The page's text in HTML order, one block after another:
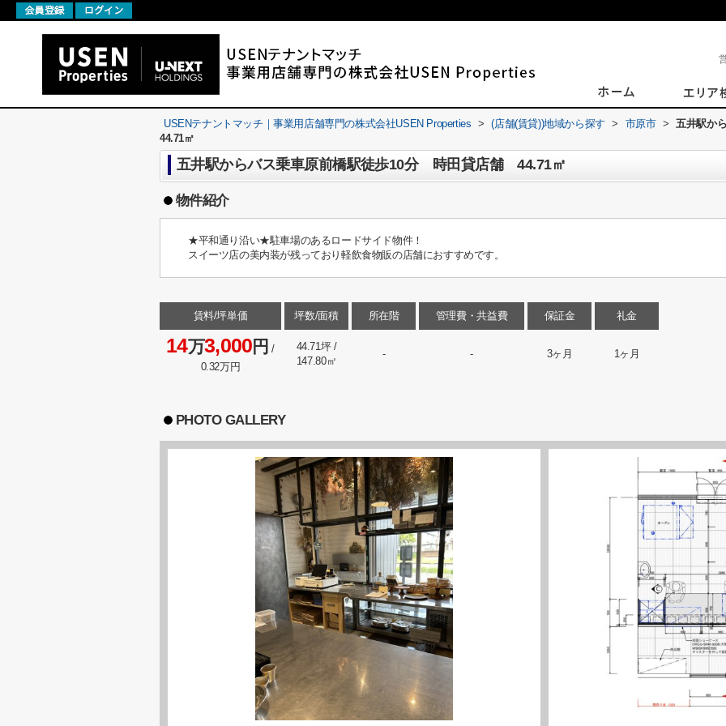
USENテナントマッチ｜事業用店舗専門の株式会社USEN Properties > (店舗(賃貸))地域から探す > 市原市 >
五井駅か
44.71㎡
五井駅からバス乗車原前橋駅徒歩10分 時田貸店舗 44.71㎡
物件紹介
★平和通り沿い★駐車場のあるロードサイド物件！
スイーツ店の美内装が残っており軽飲食物販の店舗におすすめです。
賃料/坪単価
14万3,000円 /
0.32万円
坪数/面積
44.71坪 /
147.80㎡
所在階
-
管理費・共益費
-
保証金
3ヶ月
礼金
1ヶ月
PHOTO GALLERY